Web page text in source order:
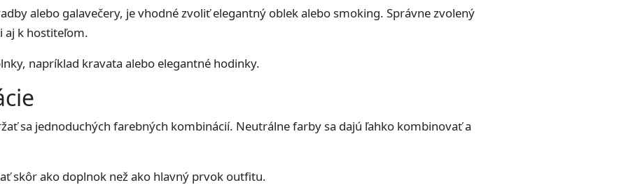
alebo galavečery, je vhodné zvoliť elegantný oblek alebo smoking. Správne zvolený
aj k hostiteľom.
napríklad kravata alebo elegantné hodinky.
sa jednoduchých farebných kombinácií. Neutrálne farby sa dajú ľahko kombinovať a
skôr ako doplnok než ako hlavný prvok outfitu.